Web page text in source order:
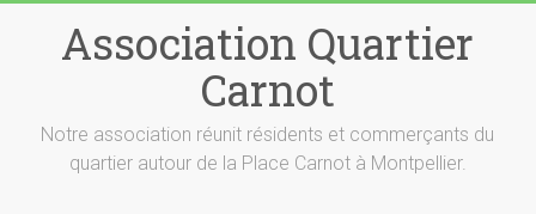
contentAssociation Quartier
Carnot
Notre association réunit résidents et commerçants du
quartier autour de la Place Carnot à Montpellier.